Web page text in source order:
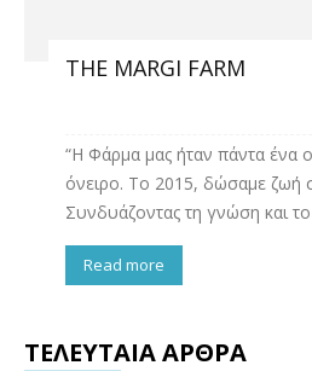
THE MARGI FARM
“H Φάρμα μας ήταν πάντα ένα
όνειρο. Το 2015, δώσαμε ζωή
Συνδυάζοντας τη γνώση και
Read more
ΤΕΛΕΥΤΑΙΑ ΑΡΘΡΑ